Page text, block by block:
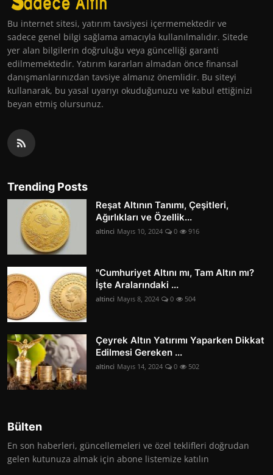
Bu internet sitesi, yatırım tavsiyesi içermemektedir ve
sadece genel bilgi sağlama amacıyla kullanılmalıdır. Sitede
yer alan bilgilerin doğruluğu veya güncelliği garanti
edilmemektedir. Yatırım kararları almadan önce finansal
danışmanlarınızdan tavsiye almanız önemlidir. Bu siteyi
kullanarak, bu yasal uyarıyı okuduğunuzu ve kabul ettiğinizi
beyan etmiş olursunuz.
Trending Posts
Reşat Altının Tanımı, Çeşitleri,
Ağırlıkları ve Özellik...
altinci Mayıs 10, 2024 0 916
"Cumhuriyet Altını mı, Tam Altın mı?
İşte Aralarındaki ...
altinci Mayıs 8, 2024 0 504
Çeyrek Altın Yatırımı Yaparken Dikkat
Edilmesi Gereken ...
altinci Mayıs 14, 2024 0 502
Bülten
En son haberleri, güncellemeleri ve özel teklifleri doğrudan
gelen kutunuza almak için abone listemize katılın